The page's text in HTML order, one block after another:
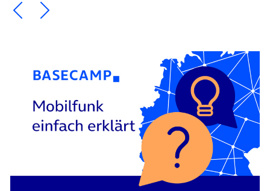
Ein Element zurück blättern
Ein Element weiter blättern